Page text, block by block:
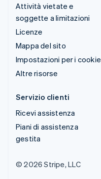
Attività vietate e
soggette a limitazioni
Licenze
Mappa del sito
Impostazioni per i cookie
Altre risorse
Servizio clienti
Ricevi assistenza
Piani di assistenza
gestita
© 2026 Stripe, LLC